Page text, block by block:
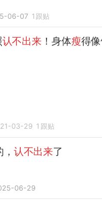
06-07 1 跟贴
认不出来 ！身体瘦得
03-29 1 跟贴
， 认不出来了
06-29